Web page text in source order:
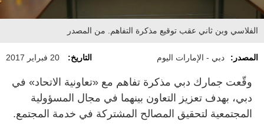
الفلاسي وبن ثاني عقب توقيع مذكرة التفاهم. من المصدر
المصدر: دبي - الإمارات اليوم التاريخ: 20 فبراير 2017
وقّعت جمارك دبي مذكرة تفاهم مع «تعاونية الاتحاد» في
دبي، بهدف تعزيز التعاون بينهما في مجال المسؤولية
المجتمعية لتحقيق المصالح المشتركة في خدمة المجتمع.